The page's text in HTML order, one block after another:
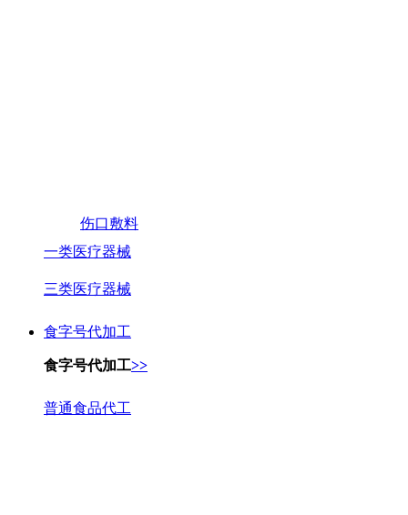
伤口敷料
一类医疗器械
三类医疗器械
食字号代加工
食字号代加工>>
普通食品代工